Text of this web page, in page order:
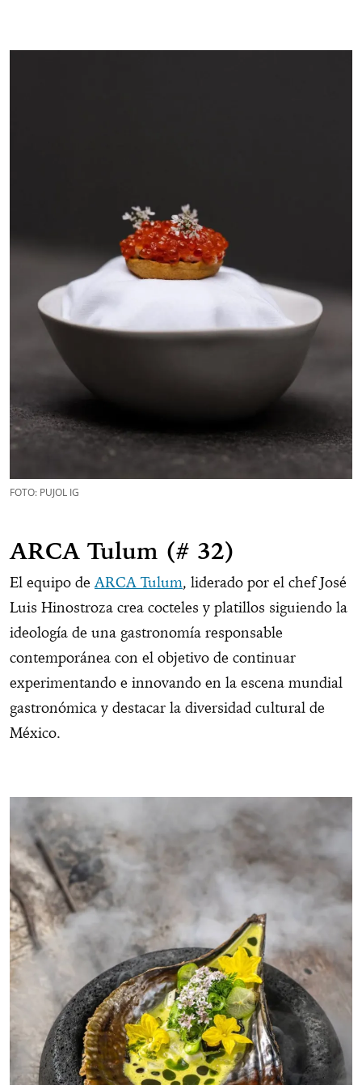
FOTO: PUJOL IG
ARCA Tulum (# 32)
El equipo deARCA Tulum, liderado por el chef José
Luis Hinostroza crea cocteles y platillos siguiendo la
ideología de una gastronomía responsable
contemporánea con el objetivo de continuar
experimentando e innovando en la escena mundial
gastronómica y destacar la diversidad cultural de
México.